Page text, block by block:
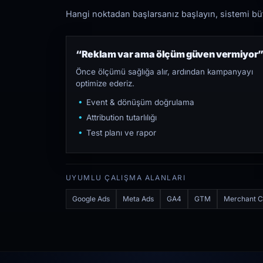
Hangi noktadan başlarsanız başlayın, sistemi
“Reklam var ama ölçüm güven
Önce ölçümü sağlığa alır, ardından kampanyayı
optimize ederiz.
Event & dönüşüm doğrulama
Attribution tutarlılığı
Test planı ve rapor
UYUMLU ÇALIŞMA ALANLARI
Google Ads Meta Ads GA4 GTM Merchant